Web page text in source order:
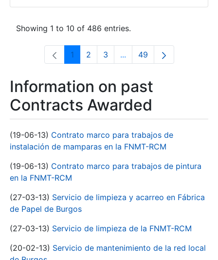
Showing 1 to 10 of 486 entries.
Page
1 Page
2 Page
3 ...Intermediate Pages Use
Page
49
Information on past
Contracts Awarded
(19-06-13) Contrato marco para trabajos de
instalación de mamparas en la FNMT-RCM
(19-06-13) Contrato marco para trabajos de pintura
en la FNMT-RCM
(27-03-13) Servicio de limpieza y acarreo en Fábrica
de Papel de Burgos
(27-03-13) Servicio de limpieza de la FNMT-RCM
(20-02-13) Servicio de mantenimiento de la red local